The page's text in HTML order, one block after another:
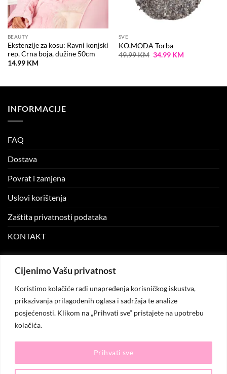
Cijenimo Vašu privatnost
Koristimo kolačiće radi unapređenja korisničkog iskustva,
prikazivanja prilagođenih oglasa i sadržaja te analize
posjećenosti. Klikom na „Prihvati sve“ pristajete na upotrebu
kolačića.
Prihvati sve
BEAUTY
Ekstenzije za kosu: Ravni konjski
rep, Crna boja, dužine 50cm
14.99 KM
SVE
KO.MODA Torba
49.99KM Original
34.99 KMCurrent
INFORMACIJE
FAQ
Dostava
Povrat i zamjena
Uslovi korištenja
Zaštita privatnosti podataka
KONTAKT
Moj nalog
Moje narudžbe
© 2026KO.MODA. Sva prava zadržana.